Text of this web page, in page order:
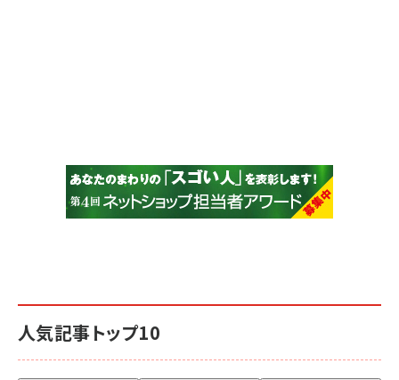
人気記事トップ10